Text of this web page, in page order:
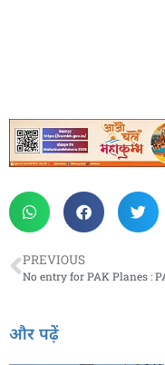
PREVIOUS
और पढ़ें